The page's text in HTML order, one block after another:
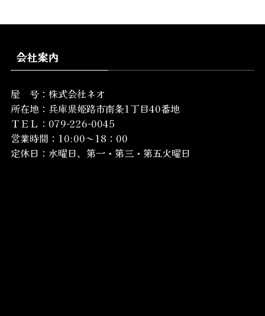
会社案内
屋 号：株式会社ネオ
所在地： 兵庫県姫路市南条1丁目40番地
ＴＥＬ：079-226-0045
営業時間：10:00～18：00
定休日：水曜日、第一・第三・第五火曜日